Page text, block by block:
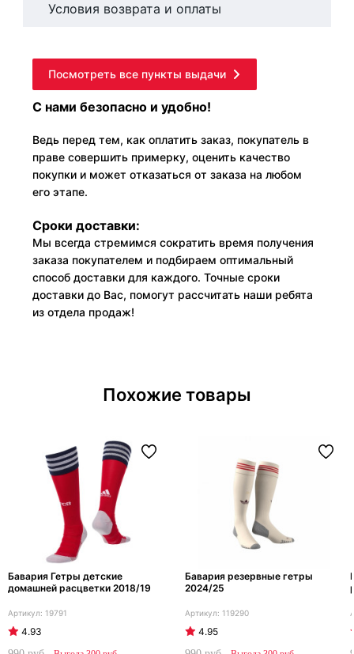
Условия возврата и оплаты
Посмотреть все пункты выдачи
С нами безопасно и удобно!
Ведь перед тем, как оплатить заказ, покупатель в
праве совершить примерку, оценить качество
покупки и может отказаться от заказа на любом
его этапе.
Сроки доставки:
Мы всегда стремимся сократить время получения
заказа покупателем и подбираем оптимальный
способ доставки для каждого. Точные сроки
доставки до Вас, помогут рассчитать наши ребята
из отдела продаж!
Похожие товары
Бавария Гетры детские
домашней расцветки 2018/19
19791
4.93
Бавария резервные гетры
2024/25
119290
4.95